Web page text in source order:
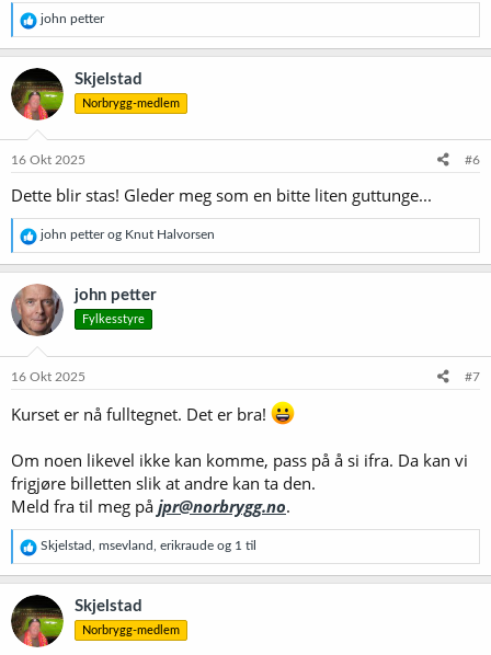
R
e
a
k
s
j
o
e
:
john petter
Skjelstad
Norbrygg-medlem
16 Okt 2025 #6
Dette blir stas! Gleder meg som en bitte liten guttunge...
R
e
a
k
s
j
o
e
john petterog Knut Halvorsen
john petter
Fylkesstyre
16 Okt 2025 #7
Kurset er nå fulltegnet. Det er bra!
Om noen likevel ikke kan komme, pass på å si ifra. Da kan vi
frigjøre billetten slik at andre kan ta den.
Meld fra til meg på jpr@norbrygg.no.
R
e
a
k
s
j
o
Skjelstad msevland erikraude og 1 til
Skjelstad
Norbrygg-medlem